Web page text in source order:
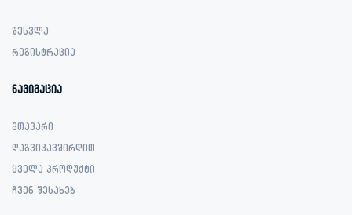
შესვლა
რეგისტრაცია
ნავიგაცია
მთავარი
დაგვიკავშირდით
ყველა პროდუქტი
ჩვენ შესახებ